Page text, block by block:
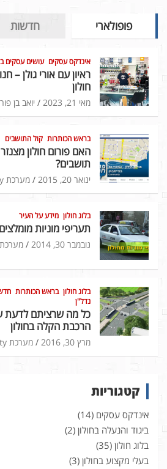
פופולארי חדשות
אינדקס עסקים עושים עסקים
ראיון עם אורי גולן –
חולון
מאי 21, 2023 יואב בן
בראש הכותרות קול התושבים
האם פורום חולון
תושבים?
ינואר 20, 2015 מערכת HCity
בלוג חולון מידע על העיר
תעריפי מוניות
נובמבר 30, 2014 מערכת HCity
בלוג חולון בראש הכותרות
נדל"ן
כל מה שרציתם לדעת
הרכבת הקלה בחולון
מרץ 30, 2016 מערכת HCity
קטגוריות
אינדקס עסקים (14)
ביגוד והנעלה בחולון (2)
בלוג חולון (35)
בעלי מקצוע בחולון (3)